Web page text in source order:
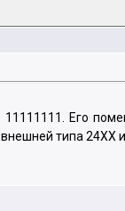
Его
типа 24XX